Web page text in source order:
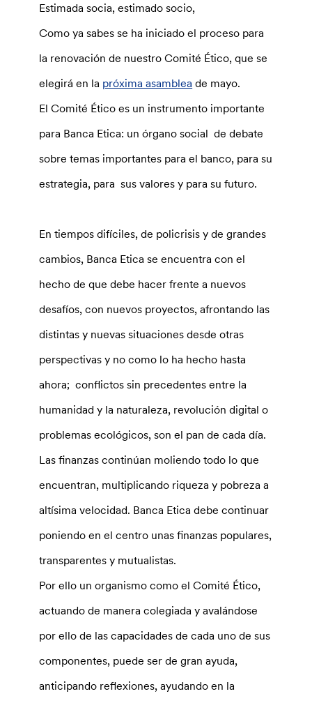
Estimada socia, estimado socio,
Como ya sabes se ha iniciado el proceso para
la renovación de nuestro Comité Ético, que se
elegirá en la próxima asamblea de mayo.
El Comité Ético es un instrumento importante
para Banca Etica: un órgano social de debate
sobre temas importantes para el banco, para su
estrategia, para sus valores y para su futuro.
En tiempos difíciles, de policrisis y de grandes
cambios, Banca Etica se encuentra con el
hecho de que debe hacer frente a nuevos
desafíos, con nuevos proyectos, afrontando las
distintas y nuevas situaciones desde otras
perspectivas y no como lo ha hecho hasta
ahora; conflictos sin precedentes entre la
humanidad y la naturaleza, revolución digital o
problemas ecológicos, son el pan de cada día.
Las finanzas continúan moliendo todo lo que
encuentran, multiplicando riqueza y pobreza a
altísima velocidad. Banca Etica debe continuar
poniendo en el centro unas finanzas populares,
transparentes y mutualistas.
Por ello un organismo como el Comité Ético,
actuando de manera colegiada y avalándose
por ello de las capacidades de cada uno de sus
componentes, puede ser de gran ayuda,
anticipando reflexiones, ayudando en la